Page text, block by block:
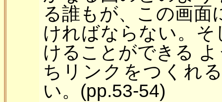
る誰もが、この画面
ければならない。
けることができる
ちリンクをつくれ
い。(pp.53-54)